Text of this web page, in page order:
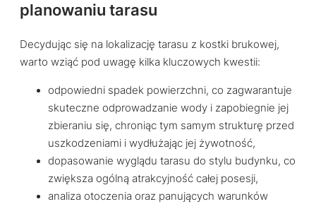
planowaniu tarasu
Decydując się na lokalizację tarasu z kostki brukowej,
warto wziąć pod uwagę kilka kluczowych kwestii:
odpowiedni spadek powierzchni, co zagwarantuje
skuteczne odprowadzanie wody i zapobiegnie jej
zbieraniu się, chroniąc tym samym strukturę przed
uszkodzeniami i wydłużając jej żywotność,
dopasowanie wyglądu tarasu do stylu budynku, co
zwiększa ogólną atrakcyjność całej posesji,
analiza otoczenia oraz panujących warunków